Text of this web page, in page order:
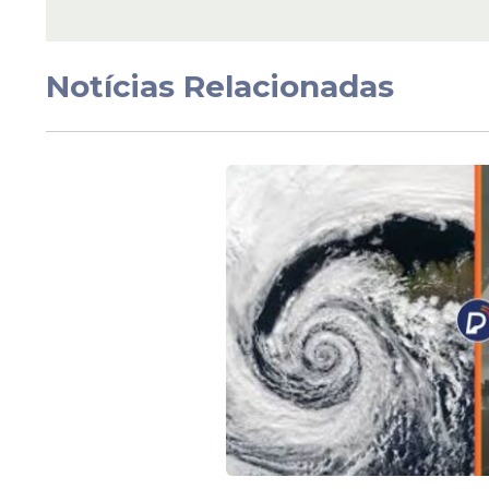
No restante do Brasil
O feriadão da Páscoa deve ser de
divulgado pelo Instituto Nacional de
regiões do país até a próxima segunda-
Notícias Relacionadas